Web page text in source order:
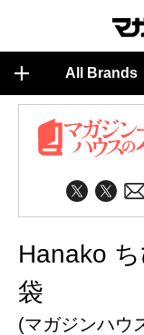
All Brands
Hanako
袋
(マガジンハウ